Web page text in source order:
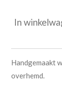
In
Handgemaakt
overhemd.